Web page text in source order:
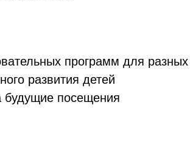
программ для разных
развития детей
будущие посещения